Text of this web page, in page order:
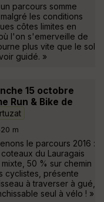
parcours somme
les conditions
côtes limites en
l'on s'emerveille de
plus vite que le sol
guidé. »
15 octobre
Run & Bike de
m
le parcours 2016 :
du Lauragais
50 % sur chemin
cyclistes, présente
à traverser à gué,
seul à vélo ! »